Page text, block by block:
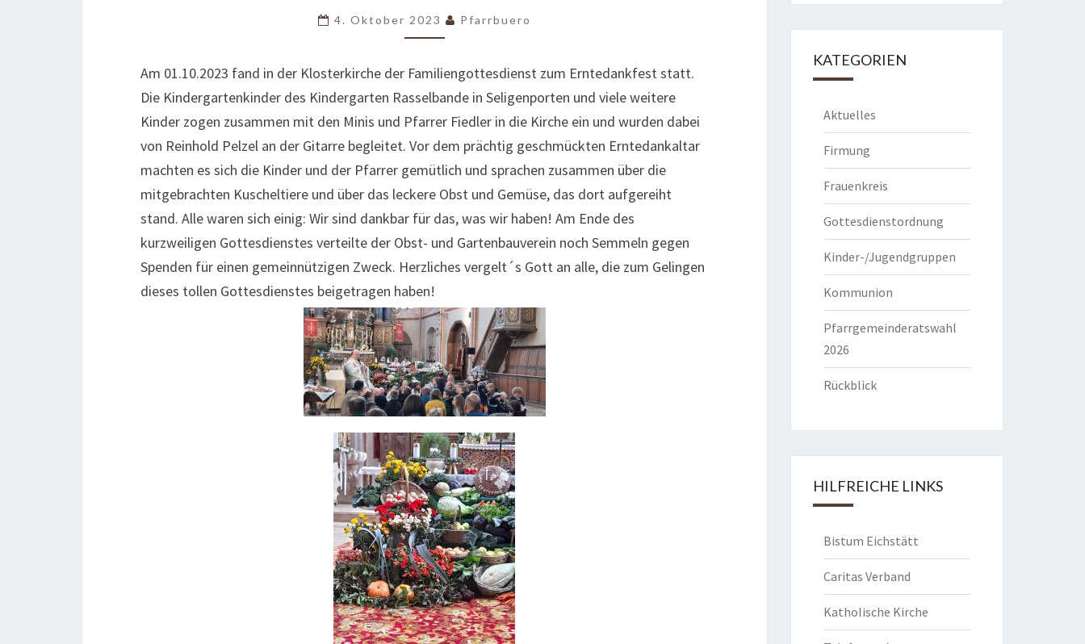
4. Oktober 2023 Pfarrbuero
Am 01.10.2023 fand in der Klosterkirche der Familiengottesdienst zum Erntedankfest statt.
Die Kindergartenkinder des Kindergarten Rasselbande in Seligenporten und viele weitere
Kinder zogen zusammen mit den Minis und Pfarrer Fiedler in die Kirche ein und wurden dabei
von Reinhold Pelzel an der Gitarre begleitet. Vor dem prächtig geschmückten Erntedankaltar
machten es sich die Kinder und der Pfarrer gemütlich und sprachen zusammen über die
mitgebrachten Kuscheltiere und über das leckere Obst und Gemüse, das dort aufgereiht
stand. Alle waren sich einig: Wir sind dankbar für das, was wir haben! Am Ende des
kurzweiligen Gottesdienstes verteilte der Obst- und Gartenbauverein noch Semmeln gegen
Spenden für einen gemeinnützigen Zweck. Herzliches vergelt´s Gott an alle, die zum Gelingen
dieses tollen Gottesdienstes beigetragen haben!
KATEGORIEN
Aktuelles
Firmung
Frauenkreis
Gottesdienstordnung
Kinder-/Jugendgruppen
Kommunion
Pfarrgemeinderatswahl
2026
Rückblick
HILFREICHE LINKS
Bistum Eichstätt
Caritas Verband
Katholische Kirche